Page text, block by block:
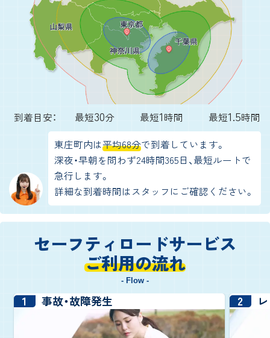
到着目安： 最短30分 最短1時間 最短1.5時間
東庄町内は平均68分で到着しています。
深夜・早朝を問わず24時間365日、最短ルートで
急行します。
詳細な到着時間はスタッフにご確認ください。
セーフティロードサービス
ご利用の流れ
- Flow -
1 事故・故障発生 2